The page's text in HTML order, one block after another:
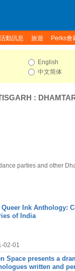
活動訊息 旅遊 Perks會
English
中文简体
:
parties and other
Queer Ink Anthology:
of India
02-01
Space presents a
written and